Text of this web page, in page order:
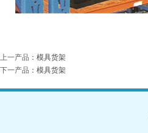
上一产品 ： 模具货架
下一产品 ： 模具货架